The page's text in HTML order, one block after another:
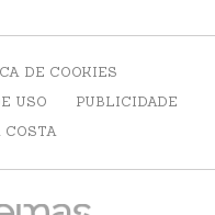
DE COOKIES
USO
PUBLICIDADE
COSTA